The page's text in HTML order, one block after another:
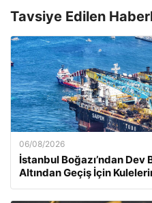
Tavsiye Edilen
06/08/2026
İstanbul Boğazı’ndan
Altından Geçiş İçin